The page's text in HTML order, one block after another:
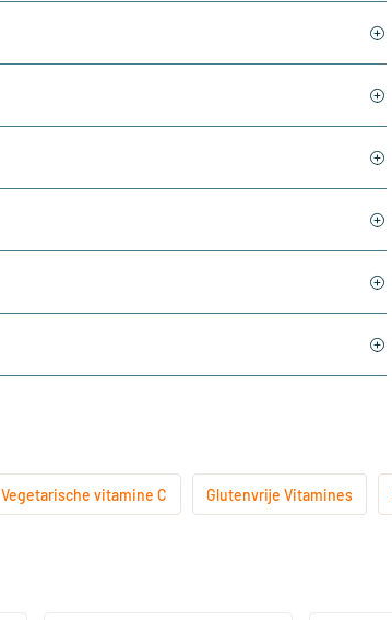
Vegetarische vitamine C Glutenvrije Vitamines